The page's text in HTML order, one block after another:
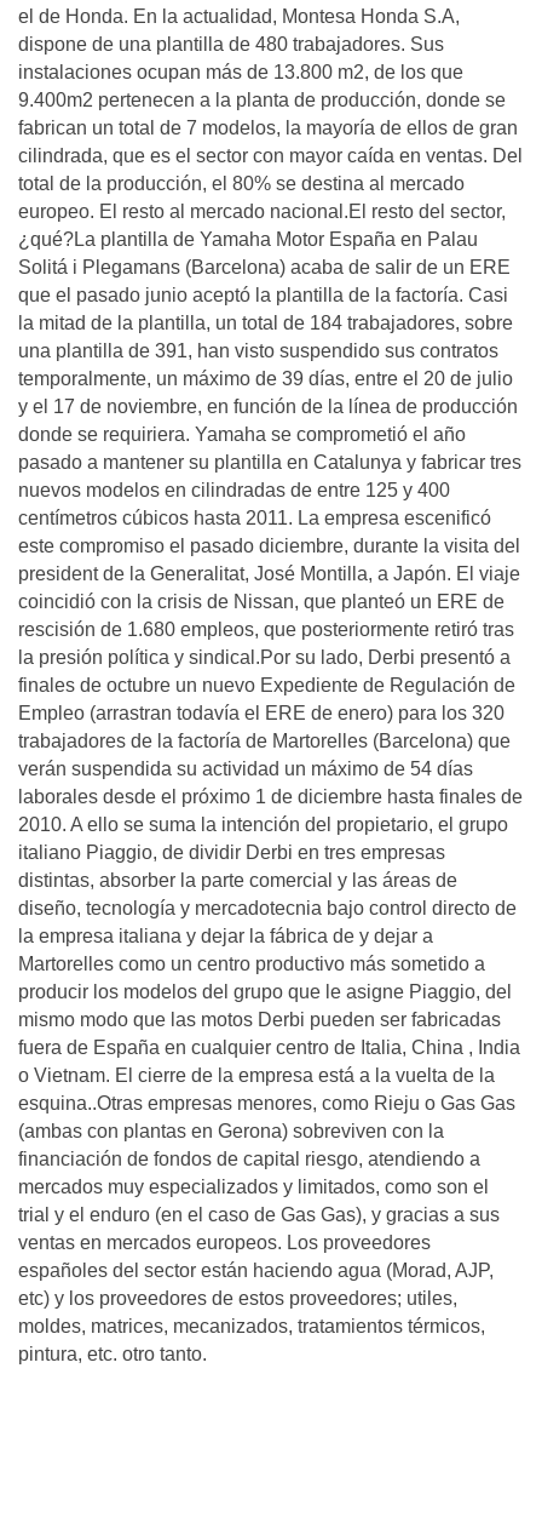
el de Honda. En la actualidad, Montesa Honda S.A,
dispone de una plantilla de 480 trabajadores. Sus
instalaciones ocupan más de 13.800 m2, de los que
9.400m2 pertenecen a la planta de producción, donde se
fabrican un total de 7 modelos, la mayoría de ellos de gran
cilindrada, que es el sector con mayor caída en ventas. Del
total de la producción, el 80% se destina al mercado
europeo. El resto al mercado nacional.El resto del sector,
¿qué?La plantilla de Yamaha Motor España en Palau
Solitá i Plegamans (Barcelona) acaba de salir de un ERE
que el pasado junio aceptó la plantilla de la factoría. Casi
la mitad de la plantilla, un total de 184 trabajadores, sobre
una plantilla de 391, han visto suspendido sus contratos
temporalmente, un máximo de 39 días, entre el 20 de julio
y el 17 de noviembre, en función de la línea de producción
donde se requiriera. Yamaha se comprometió el año
pasado a mantener su plantilla en Catalunya y fabricar tres
nuevos modelos en cilindradas de entre 125 y 400
centímetros cúbicos hasta 2011. La empresa escenificó
este compromiso el pasado diciembre, durante la visita del
president de la Generalitat, José Montilla, a Japón. El viaje
coincidió con la crisis de Nissan, que planteó un ERE de
rescisión de 1.680 empleos, que posteriormente retiró tras
la presión política y sindical.Por su lado, Derbi presentó a
finales de octubre un nuevo Expediente de Regulación de
Empleo (arrastran todavía el ERE de enero) para los 320
trabajadores de la factoría de Martorelles (Barcelona) que
verán suspendida su actividad un máximo de 54 días
laborales desde el próximo 1 de diciembre hasta finales de
2010. A ello se suma la intención del propietario, el grupo
italiano Piaggio, de dividir Derbi en tres empresas
distintas, absorber la parte comercial y las áreas de
diseño, tecnología y mercadotecnia bajo control directo de
la empresa italiana y dejar la fábrica de y dejar a
Martorelles como un centro productivo más sometido a
producir los modelos del grupo que le asigne Piaggio, del
mismo modo que las motos Derbi pueden ser fabricadas
fuera de España en cualquier centro de Italia, China , India
o Vietnam. El cierre de la empresa está a la vuelta de la
esquina..Otras empresas menores, como Rieju o Gas Gas
(ambas con plantas en Gerona) sobreviven con la
financiación de fondos de capital riesgo, atendiendo a
mercados muy especializados y limitados, como son el
trial y el enduro (en el caso de Gas Gas), y gracias a sus
ventas en mercados europeos. Los proveedores
españoles del sector están haciendo agua (Morad, AJP,
etc) y los proveedores de estos proveedores; utiles,
moldes, matrices, mecanizados, tratamientos térmicos,
pintura, etc. otro tanto.